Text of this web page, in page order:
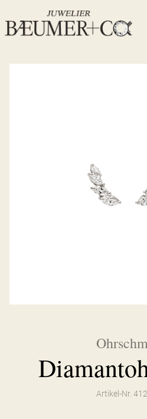
Artikel-Nr.